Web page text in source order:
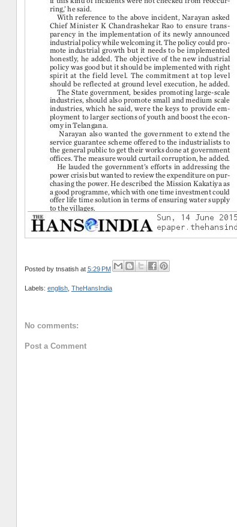
Posted by tnsatish at 5:29 PM
Labels: english, TheHansIndia
No comments:
Post a Comment